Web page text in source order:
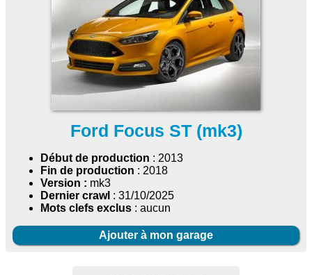
Ford Focus ST (mk3)
Début de production : 2013
Fin de production : 2018
Version : mk3
Dernier crawl : 31/10/2025
Mots clefs exclus : aucun
Ajouter à mon garage